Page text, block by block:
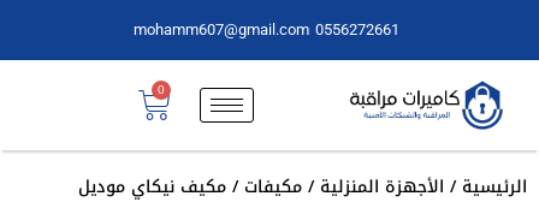
0556272661
mohamm607@gmail.com
0
الرئيسية/ الأجهزة المنزلية/مكيفات/ مكيف نيكاي موديل